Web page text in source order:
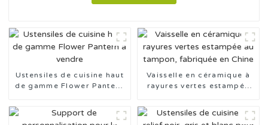
Ustensiles de cuisine haut
de gamme Flower Pantern
Vaisselle en céramique à
rayures vertes estampée